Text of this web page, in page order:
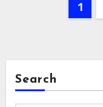
1
Search